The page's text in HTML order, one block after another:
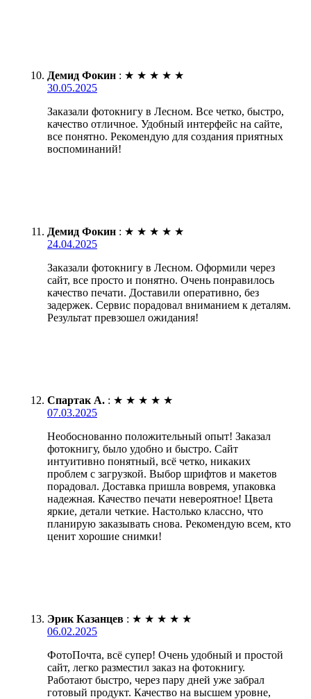
Демид Фокин : ★ ★ ★ ★ ★
30.05.2025
Заказали фотокнигу в Лесном. Все четко, быстро,
качество отличное. Удобный интерфейс на сайте,
все понятно. Рекомендую для создания приятных
воспоминаний!
Демид Фокин : ★ ★ ★ ★ ★
24.04.2025
Заказали фотокнигу в Лесном. Оформили через
сайт, все просто и понятно. Очень понравилось
качество печати. Доставили оперативно, без
задержек. Сервис порадовал вниманием к деталям.
Результат превзошел ожидания!
Спартак А. : ★ ★ ★ ★ ★
07.03.2025
Необоснованно положительный опыт! Заказал
фотокнигу, было удобно и быстро. Сайт
интуитивно понятный, всё четко, никаких
проблем с загрузкой. Выбор шрифтов и макетов
порадовал. Доставка пришла вовремя, упаковка
надежная. Качество печати невероятное! Цвета
яркие, детали четкие. Настолько классно, что
планирую заказывать снова. Рекомендую всем, кто
ценит хорошие снимки!
Эрик Казанцев : ★ ★ ★ ★ ★
06.02.2025
ФотоПочта, всё супер! Очень удобный и простой
сайт, легко разместил заказ на фотокнигу.
Работают быстро, через пару дней уже забрал
готовый продукт. Качество на высшем уровне,